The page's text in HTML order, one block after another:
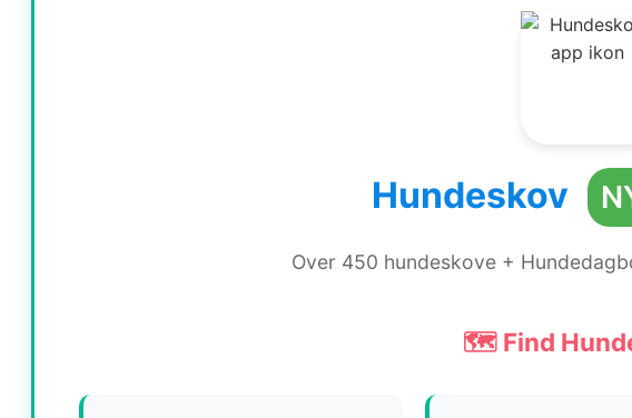
Hundeskov
Over 450 hundeskove +
🗺️ Find